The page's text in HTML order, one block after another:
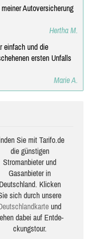
Autoversicherung
Hertha M.
einfach und die
ersten Unfalls
Marie A.
Sie mit Tarifo.de
die güns­ti­gen
Stromanbieter und
Gasanbieter in
Deutschland. Klicken
sich durch unsere
und
dabei auf Ent­de­
ckungs­tour.